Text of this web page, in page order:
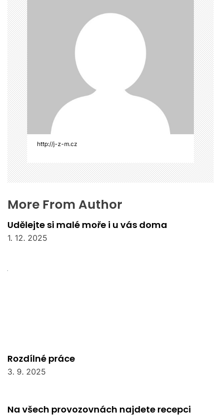
p
r
o
p
ř
í
s
p
ě
v
e
k http://j-z-m.cz
More From Author
Udělejte si malé moře i u vás doma
1. 12. 2025
Rozdílné práce
3. 9. 2025
Na všech provozovnách najdete recepci